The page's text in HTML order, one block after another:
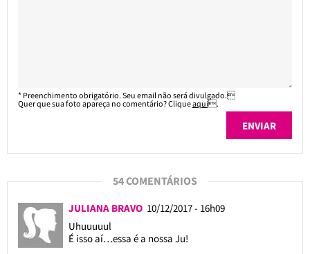
* Preenchimento obrigatório. Seu email não será divulgado.
Quer que sua foto apareça no comentário? Cliqueaqui.
54 COMENTÁRIOS
JULIANA BRAVO 10/12/2017 - 16h09
Uhuuuuul
É isso aí…essa é a nossa Ju!